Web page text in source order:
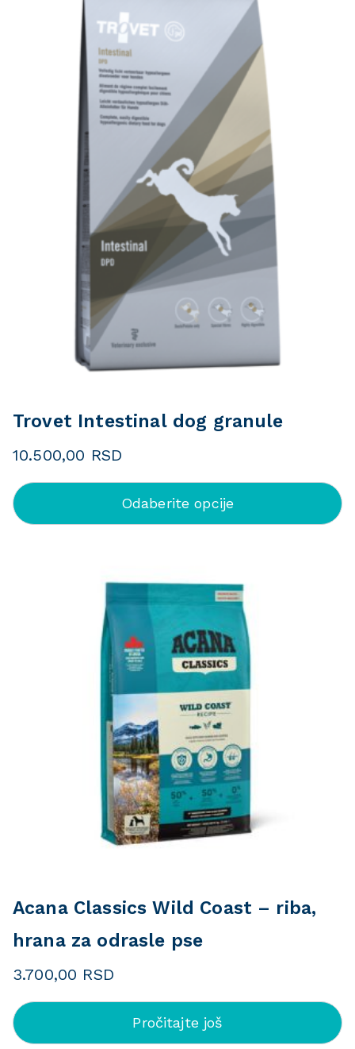
Trovet Intestinal dog granule
10.500,00 RSD
Odaberite opcije
Acana Classics Wild Coast – riba,
hrana za odrasle pse
3.700,00 RSD
Pročitajte još